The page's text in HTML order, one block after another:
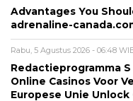
Advantages You
adrenaline-
Rabu, 5 Agustus 2026 - 06:48
Redactieprogramma
Online Casinos Voor
Europese Unie